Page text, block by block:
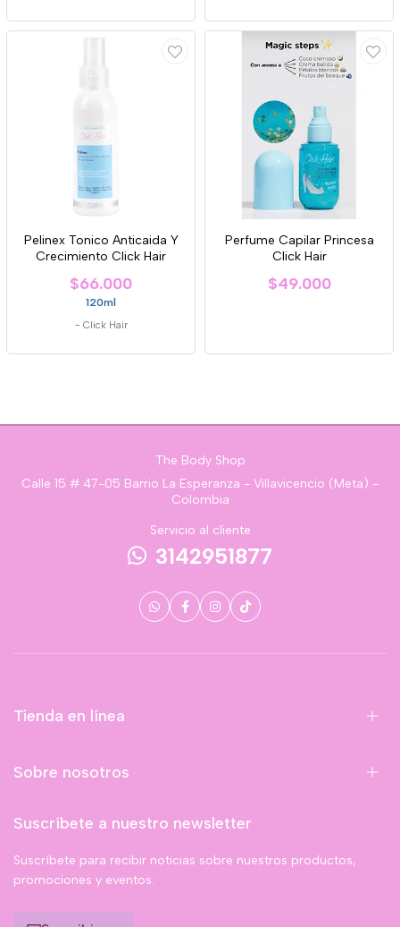
Pelinex Tonico Anticaida Y
Crecimiento Click Hair
$66.000
120ml
- Click Hair
Perfume Capilar Princesa
Click Hair
$49.000
The Body Shop
Calle 15 # 47-05 Barrio La Esperanza - Villavicencio (Meta) -
Colombia
Servicio al cliente
3142951877
Tienda en línea
Sobre nosotros
Suscríbete a nuestro newsletter
Suscríbete para recibir noticias sobre nuestros productos,
promociones y eventos.